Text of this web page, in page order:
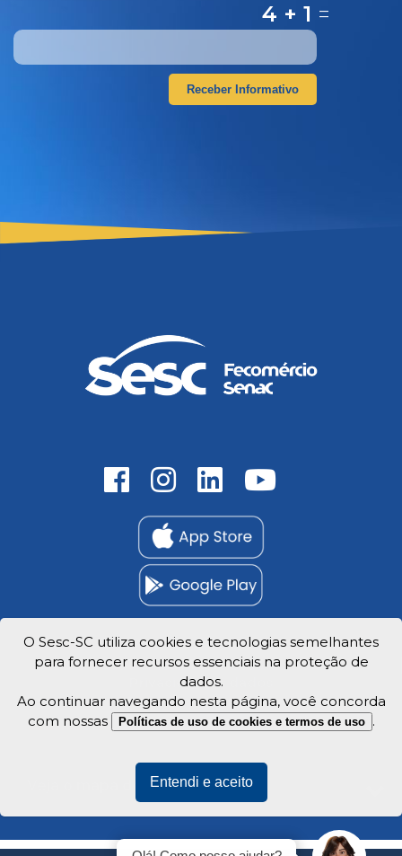
4 + 1 =
Receber Informativo
Trabalhe Conosco
Privacidade e dados
Veja o mapa do site
O Sesc-SC utiliza cookies e tecnologias semelhantes
para fornecer recursos essenciais na proteção de
dados.
Ao continuar navegando nesta página, você concorda
com nossas
Políticas de uso de cookies e termos de uso .
Entendi e aceito